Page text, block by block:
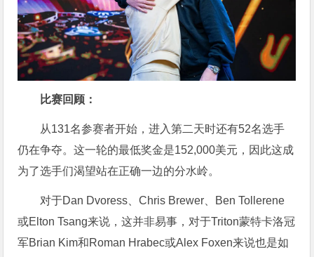
比赛回顾：
从131名参赛者开始，进入第二天时还有52名选手
仍在争夺。这一轮的最低奖金是152,000美元，因此这成
为了选手们渴望站在正确一边的分水岭。
对于Dan Dvoress、Chris Brewer、Ben Tollerene
或Elton Tsang来说，这并非易事，对于Triton蒙特卡洛冠
军Brian Kim和Roman Hrabec或Alex Foxen来说也是如